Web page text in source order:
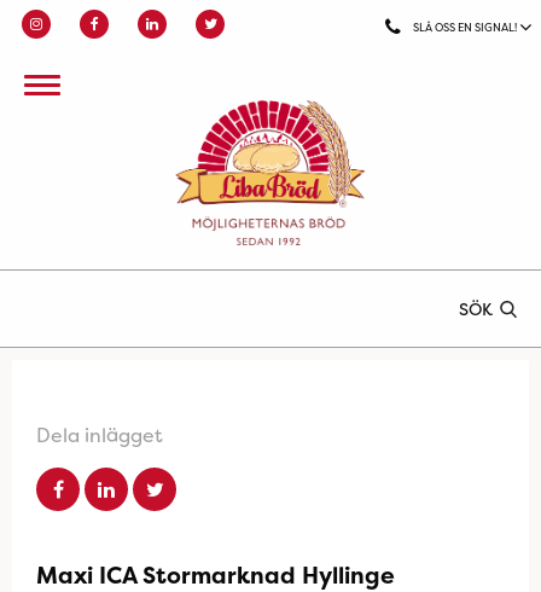
SLÅ OSS EN SIGNAL!
SÖK
Dela inlägget
Maxi ICA Stormarknad Hyllinge